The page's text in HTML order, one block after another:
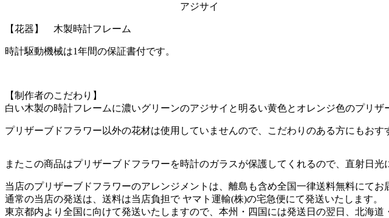
アジサイ
【花器】 木製時計フレーム
時計駆動機械は1年間の保証書付です。
【制作者のこだわり】
白い木製の時計フレームに濃いグリーンのアジサイと明るい黄色とオレンジ色のプリザ
プリザーブドフラワー以外の花材は使用していませんので、こだわりのある方にもおす
またこの商品はプリザーブドフラワーを時計のガラスが保護してくれるので、直射日
当店のプリザーブドフラワーのアレンジメントは、離島も含め全国一律送料無料にてお
通常の当店の発送は、送料は当店負担で ヤマト運輸(株)の宅急便にて発送いたします。
東京都内より全国に向けて発送いたしますので、本州・四国には発送日の翌日、北海道